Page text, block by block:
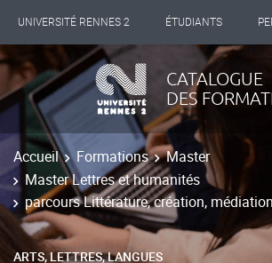
UNIVERSITÉ RENNES 2 ÉTUDIANTS
INTERNATIONAL PROFESSIONNELS
LES NOUVELLES DE RENNES 2
CATALOGUE
DES
Accueil Formations
Master
Master Lettres et humanités
parcours Littérature, création, médiation
ARTS, LETTRES, LANGUES